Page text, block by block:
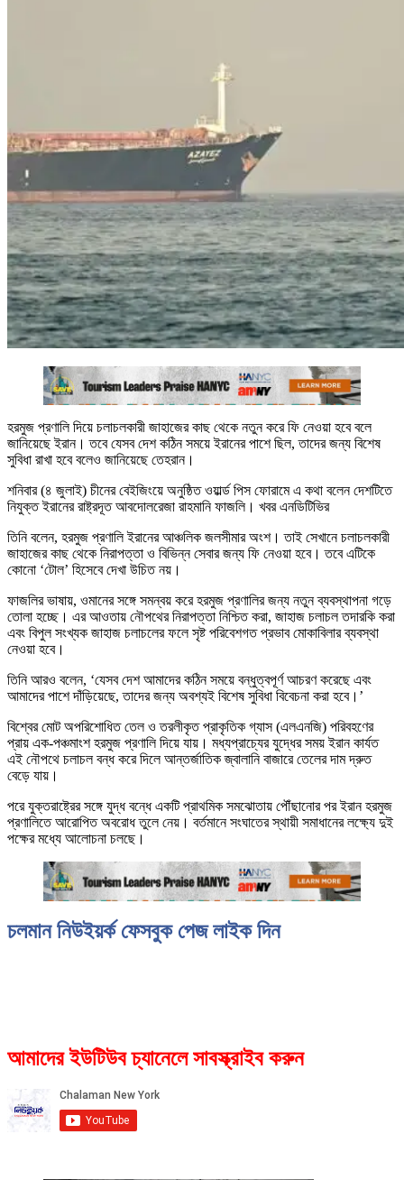
হরমুজ প্রণালি দিয়ে চলাচলকারী জাহাজের কাছ থেকে নতুন করে ফি নেওয়া হবে বলে
জানিয়েছে ইরান। তবে যেসব দেশ কঠিন সময়ে ইরানের পাশে ছিল, তাদের জন্য বিশেষ
সুবিধা রাখা হবে বলেও জানিয়েছে তেহরান।
শনিবার (৪ জুলাই) চীনের বেইজিংয়ে অনুষ্ঠিত ওয়ার্ল্ড পিস ফোরামে এ কথা বলেন দেশটিতে
নিযুক্ত ইরানের রাষ্ট্রদূত আবদোলরেজা রাহমানি ফাজলি। খবর এনডিটিভির
তিনি বলেন, হরমুজ প্রণালি ইরানের আঞ্চলিক জলসীমার অংশ। তাই সেখানে চলাচলকারী
জাহাজের কাছ থেকে নিরাপত্তা ও বিভিন্ন সেবার জন্য ফি নেওয়া হবে। তবে এটিকে
কোনো ‘টোল’ হিসেবে দেখা উচিত নয়।
ফাজলির ভাষায়, ওমানের সঙ্গে সমন্বয় করে হরমুজ প্রণালির জন্য নতুন ব্যবস্থাপনা গড়ে
তোলা হচ্ছে। এর আওতায় নৌপথের নিরাপত্তা নিশ্চিত করা, জাহাজ চলাচল তদারকি করা
এবং বিপুল সংখ্যক জাহাজ চলাচলের ফলে সৃষ্ট পরিবেশগত প্রভাব মোকাবিলার ব্যবস্থা
নেওয়া হবে।
তিনি আরও বলেন, ‘যেসব দেশ আমাদের কঠিন সময়ে বন্ধুত্বপূর্ণ আচরণ করেছে এবং
আমাদের পাশে দাঁড়িয়েছে, তাদের জন্য অবশ্যই বিশেষ সুবিধা বিবেচনা করা হবে।’
বিশ্বের মোট অপরিশোধিত তেল ও তরলীকৃত প্রাকৃতিক গ্যাস (এলএনজি) পরিবহণের
প্রায় এক-পঞ্চমাংশ হরমুজ প্রণালি দিয়ে যায়। মধ্যপ্রাচ্যের যুদ্ধের সময় ইরান কার্যত
এই নৌপথে চলাচল বন্ধ করে দিলে আন্তর্জাতিক জ্বালানি বাজারে তেলের দাম দ্রুত
বেড়ে যায়।
পরে যুক্তরাষ্ট্রের সঙ্গে যুদ্ধ বন্ধে একটি প্রাথমিক সমঝোতায় পৌঁছানোর পর ইরান হরমুজ
প্রণালিতে আরোপিত অবরোধ তুলে নেয়। বর্তমানে সংঘাতের স্থায়ী সমাধানের লক্ষ্যে দুই
পক্ষের মধ্যে আলোচনা চলছে।
চলমান নিউইয়র্ক ফেসবুক পেজ লাইক দিন
আমাদের ইউটিউব চ্যানেলে সাবস্ক্রাইব করুন